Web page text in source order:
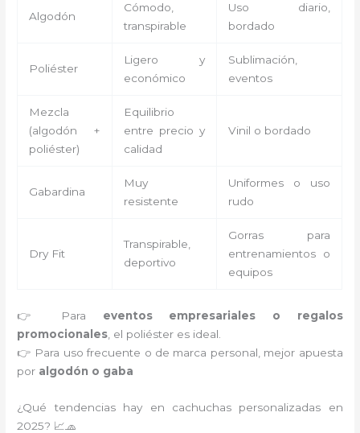
Algodón
Cómodo,
transpirable
Uso diario,
bordado
Poliéster
Ligero y
económico
Sublimación,
eventos
Mezcla
(algodón +
poliéster)
Equilibrio
entre precio y
calidad
Vinil o bordado
Gabardina
Muy
resistente
Uniformes o uso
rudo
Dry Fit
Transpirable,
deportivo
Gorras para
entrenamientos o
equipos
👉 Para eventos empresariales o regalos
promocionales , el poliéster es ideal.
👉 Para uso frecuente o de marca personal, mejor apuesta
por algodón o gaba
¿Qué tendencias hay en cachuchas personalizadas en
2025? 📈🧢